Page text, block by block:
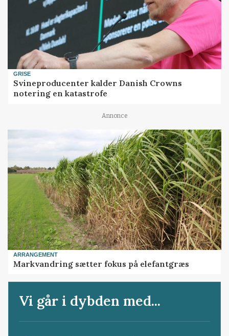
GRISE
Svineproducenter kalder Danish Crowns
notering en katastrofe
Annonce
ARRANGEMENT
Markvandring sætter fokus på elefantgræs
Vi går i dybden med...